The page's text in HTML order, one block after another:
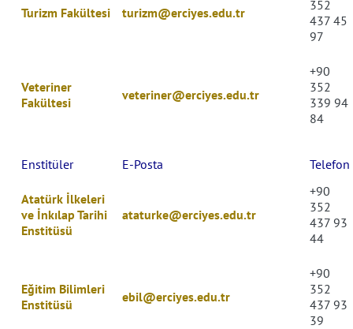
Turizm Fakültesi turizm@erciyes.edu.tr
352
437 45
97
Veteriner
Fakültesi
veteriner@erciyes.edu.tr
+90
352
339 94
84
Enstitüler E-Posta Telefon
Atatürk İlkeleri
ve İnkılap Tarihi
Enstitüsü
ataturke@erciyes.edu.tr
+90
352
437 93
44
Eğitim Bilimleri
Enstitüsü
ebil@erciyes.edu.tr
+90
352
437 93
39